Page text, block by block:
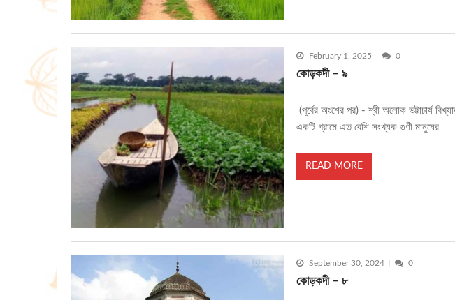
February 1, 2025 0
কোড়কদী – ৯
(পূর্বের অংশের পর) - শ্রী অলোক ভট্টাচার্য
একটি গ্রামে এত বেশি সংখ্যক গুণী মানুষের
READ MORE
September 30, 2024 0
কোড়কদী – ৮